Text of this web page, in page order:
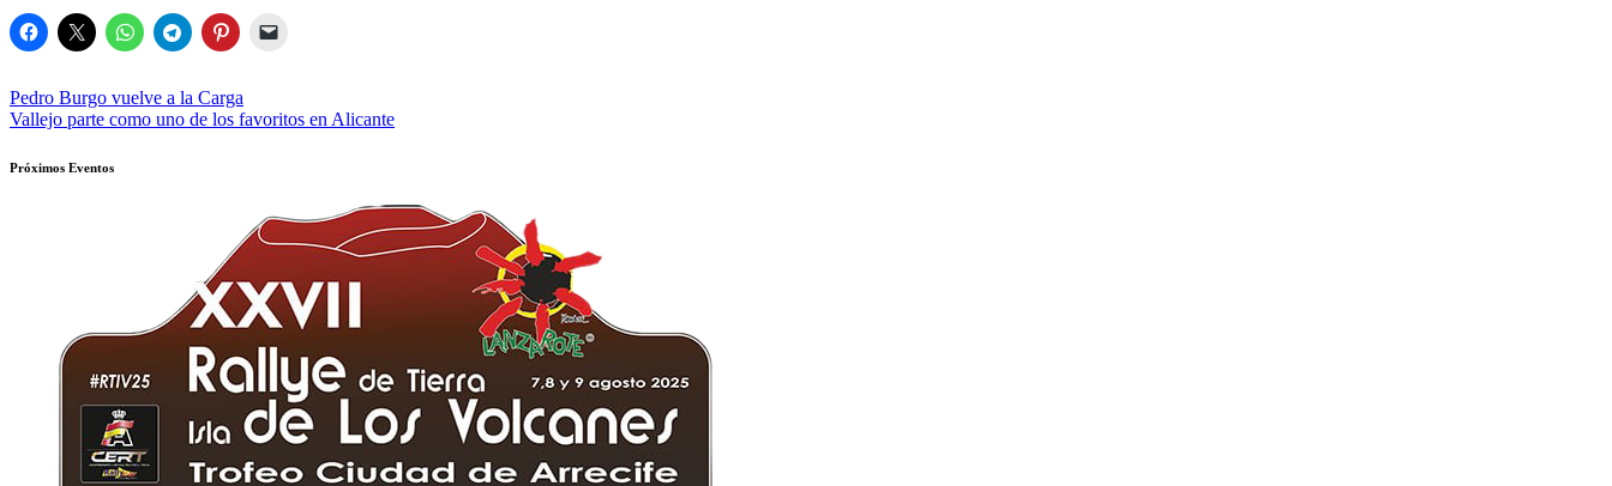
Navegación
de
entradas
Pedro Burgo vuelve a la Carga
Vallejo parte como uno de los favoritos en Alicante
Próximos Eventos